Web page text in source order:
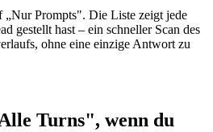
„Nur Prompts". Die Liste zeigt jede
gestellt hast – ein schneller Scan des
ohne eine einzige Antwort zu
Turns", wenn du